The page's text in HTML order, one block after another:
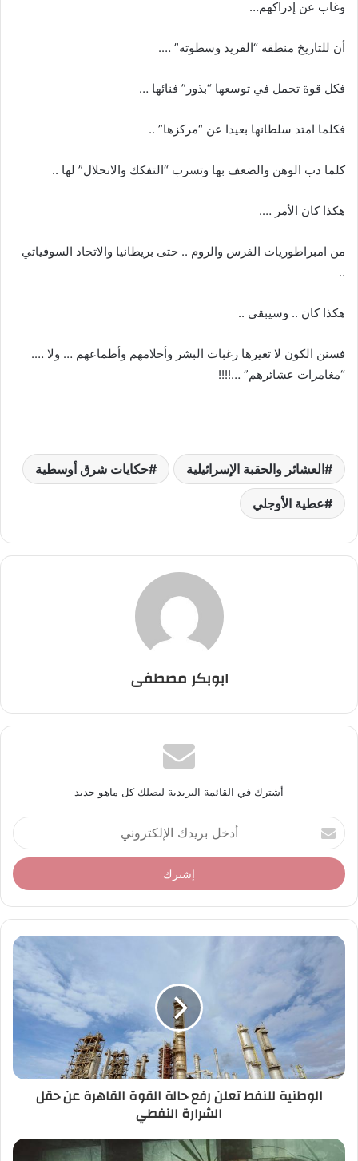
وغاب عن إدراكهم…
أن للتاريخ منطقه “الفريد وسطوته” ….
فكل قوة تحمل في توسعها “بذور” فنائها …
فكلما امتد سلطانها بعيدا عن “مركزها” ..
كلما دب الوهن والضعف بها وتسرب “التفكك والانحلال” لها ..
هكذا كان الأمر ….
من امبراطوريات الفرس والروم .. حتى بريطانيا والاتحاد السوفياتي
..
هكذا كان .. وسيبقى ..
فسنن الكون لا تغيرها رغبات البشر وأحلامهم وأطماعهم … ولا ….
“مغامرات عشائرهم” …!!!!
العشائر والحقبة الإسرائيلية حكايات شرق أوسطية
عطية الأوجلي
ابوبكر مصطفى
أشترك في القائمة البريدية ليصلك كل ماهو جديد
أ
د
خ
ل
ر
د
ك
ت
ر
الوطنية للنفط تعلن رفع حالة القوة القاهرة عن حقل
الشرارة النفطي